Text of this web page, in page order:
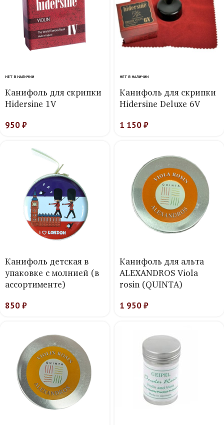
НЕТ В НАЛИЧИИ
Канифоль для скрипки
Hidersine 1V
950₽
НЕТ В НАЛИЧИИ
Канифоль для скрипки
Hidersine Deluxe 6V
1 150₽
Канифоль детская в
упаковке с молнией (в
ассортименте)
850₽
Канифоль для альта
ALEXANDROS Viola
rosin (QUINTA)
1 950₽